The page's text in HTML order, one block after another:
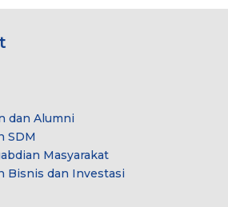
dan Alumni
SDM
Masyarakat
Bisnis dan Investasi